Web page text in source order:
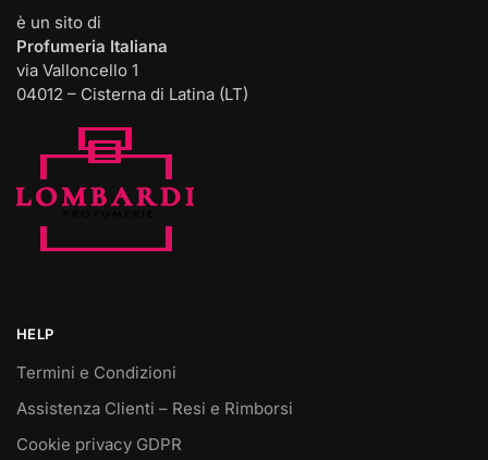
è un sito di
Profumeria Italiana
via Valloncello 1
04012 – Cisterna di Latina (LT)
HELP
Termini e Condizioni
Assistenza Clienti – Resi e Rimborsi
Cookie privacy GDPR